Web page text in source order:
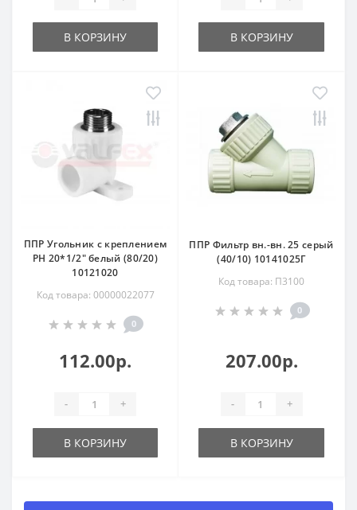
В КОРЗИНУ В КОРЗИНУ
ППР Угольник с креплением
РН 20*1/2" белый (80/20)
10121020
Код товара: 00000022077
0
112.00р.
- +
В КОРЗИНУ
ППР Фильтр вн.-вн. 25 серый
(40/10) 10141025Г
Код товара: П3100
0
207.00р.
- +
В КОРЗИНУ